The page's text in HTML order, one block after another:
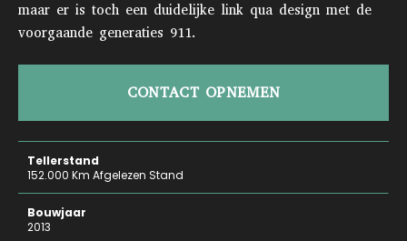
maar er is toch een duidelijke link qua design met de
voorgaande generaties 911.
CONTACT OPNEMEN
Tellerstand
152.000 Km Afgelezen Stand
Bouwjaar
2013